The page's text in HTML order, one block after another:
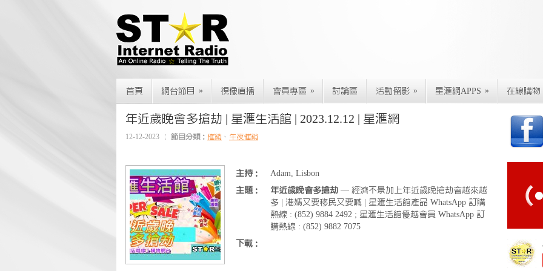
首頁 網台節目 » 視像直播 會員專區 » 討論區 活動留影 » 星滙網APPS » 在線購物
年近歲晚會多搶劫 | 星滙生活館 | 2023.12.12 | 星滙網
12-12-2023 節目分類： 催銷 、 午夜催銷
主持：
Adam, Lisbon
主題：
年近歲晚會多搶劫 — 經濟不景加上年近歲晚搶劫會越來越
多 | 港媽又要移民又要喊 | 星滙生活館產品 WhatsApp 訂購
熱線 : (852) 9884 2492 ; 星滙生活館優越會員 WhatsApp 訂
購熱線 : (852) 9882 7075
下載：